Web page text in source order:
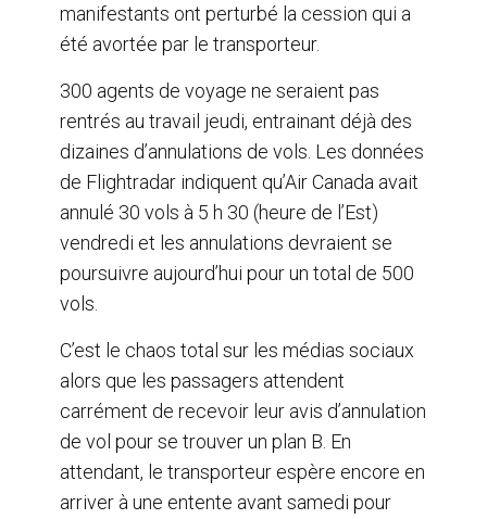
manifestants ont perturbé la cession qui a
été avortée par le transporteur.
300 agents de voyage ne seraient pas
rentrés au travail jeudi, entrainant déjà des
dizaines d’annulations de vols. Les données
de Flightradar indiquent qu’Air Canada avait
annulé 30 vols à 5 h 30 (heure de l’Est)
vendredi et les annulations devraient se
poursuivre aujourd’hui pour un total de 500
vols.
C’est le chaos total sur les médias sociaux
alors que les passagers attendent
carrément de recevoir leur avis d’annulation
de vol pour se trouver un plan B. En
attendant, le transporteur espère encore en
arriver à une entente avant samedi pour